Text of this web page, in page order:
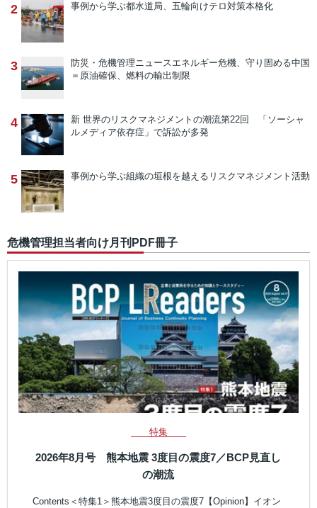
2 事例から学ぶ都水道局、五輪向けテロ対策本格化
3 防災・危機管理ニュースエネルギー危機、守り固める中国
＝原油確保、燃料の輸出制限
4 新 世界のリスクマネジメントの潮流第22回 「ソーシャ
ルメディア依存症」で訴訟が多発
5 事例から学ぶ組織の垣根を越えるリスクマネジメント活動
危機管理担当者向け月刊PDF冊子
特集
2026年8月号 熊本地震 3度目の震度7／BCP見直し
の潮流
Contents＜特集1＞熊本地震3度目の震度7【Opinion】イオン